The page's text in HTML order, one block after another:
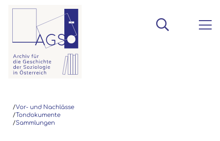
/Vor- und Nachlässe
/Tondokumente
/Sammlungen